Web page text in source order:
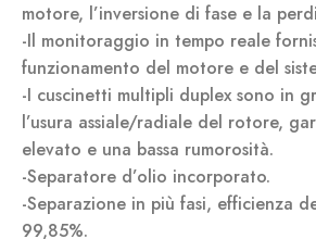
motore, l’inversione di fase e la
-Il monitoraggio in tempo reale
funzionamento del motore e del
-I cuscinetti multipli duplex sono in
l’usura assiale/radiale del rotore,
elevato e una bassa rumorosità.
-Separatore d’olio incorporato.
-Separazione in più fasi, efficienza
99,85%.